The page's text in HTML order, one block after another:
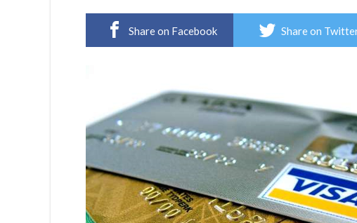
Share on Facebook Share on